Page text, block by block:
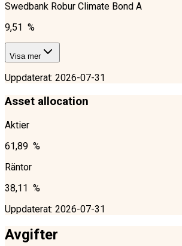
Swedbank Robur Climate Bond A
9,51 %
Visa mer
Uppdaterat: 2026-07-31
Asset allocation
Aktier
61,89 %
Räntor
38,11 %
Uppdaterat: 2026-07-31
Avgifter